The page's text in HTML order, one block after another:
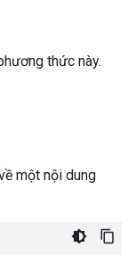
thức này.
một nội dung